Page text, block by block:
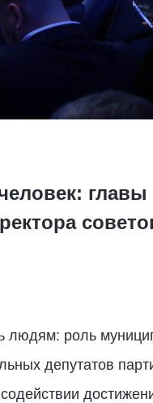
роль
депутатов